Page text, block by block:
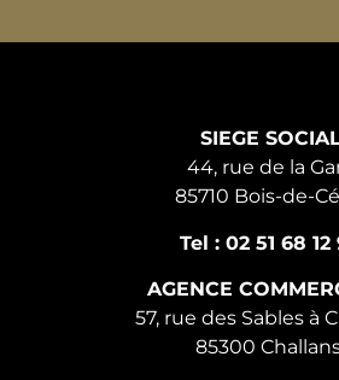
SIEGE
44, rue de la
85710 Bois-de-
Tel : 02 51 68 12
AGENCE
57, rue des Sables à
85300